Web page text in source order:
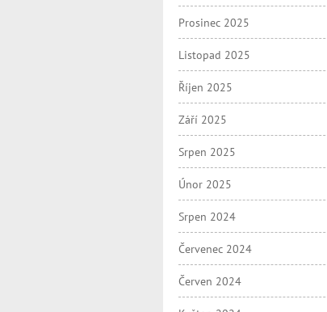
Prosinec 2025
Listopad 2025
Říjen 2025
Září 2025
Srpen 2025
Únor 2025
Srpen 2024
Červenec 2024
Červen 2024